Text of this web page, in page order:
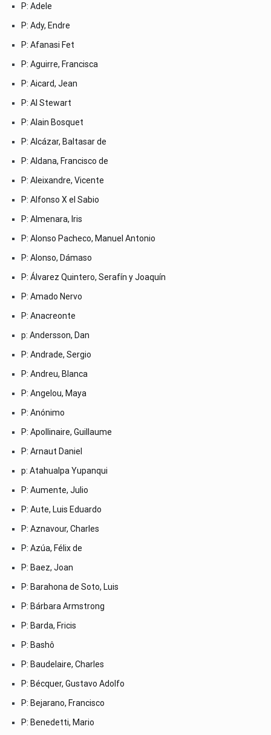
P: Adele
P: Ady, Endre
P: Afanasi Fet
P: Aguirre, Francisca
P: Aicard, Jean
P: Al Stewart
P: Alain Bosquet
P: Alcázar, Baltasar de
P: Aldana, Francisco de
P: Aleixandre, Vicente
P: Alfonso X el Sabio
P: Almenara, Iris
P: Alonso Pacheco, Manuel Antonio
P: Alonso, Dámaso
P: Álvarez Quintero, Serafín y Joaquín
P: Amado Nervo
P: Anacreonte
p: Andersson, Dan
P: Andrade, Sergio
P: Andreu, Blanca
P: Angelou, Maya
P: Anónimo
P: Apollinaire, Guillaume
P: Arnaut Daniel
p: Atahualpa Yupanqui
P: Aumente, Julio
P: Aute, Luis Eduardo
P: Aznavour, Charles
P: Azúa, Félix de
P: Baez, Joan
P: Barahona de Soto, Luis
P: Bárbara Armstrong
P: Barda, Fricis
P: Bashô
P: Baudelaire, Charles
P: Bécquer, Gustavo Adolfo
P: Bejarano, Francisco
P: Benedetti, Mario